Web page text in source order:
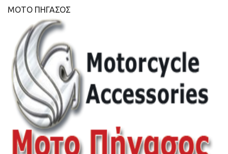
ΜΟΤΟ ΠΗΓΑΣΟΣ